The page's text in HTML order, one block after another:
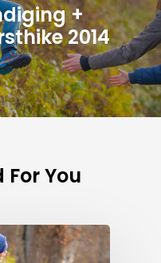
+
2014
You